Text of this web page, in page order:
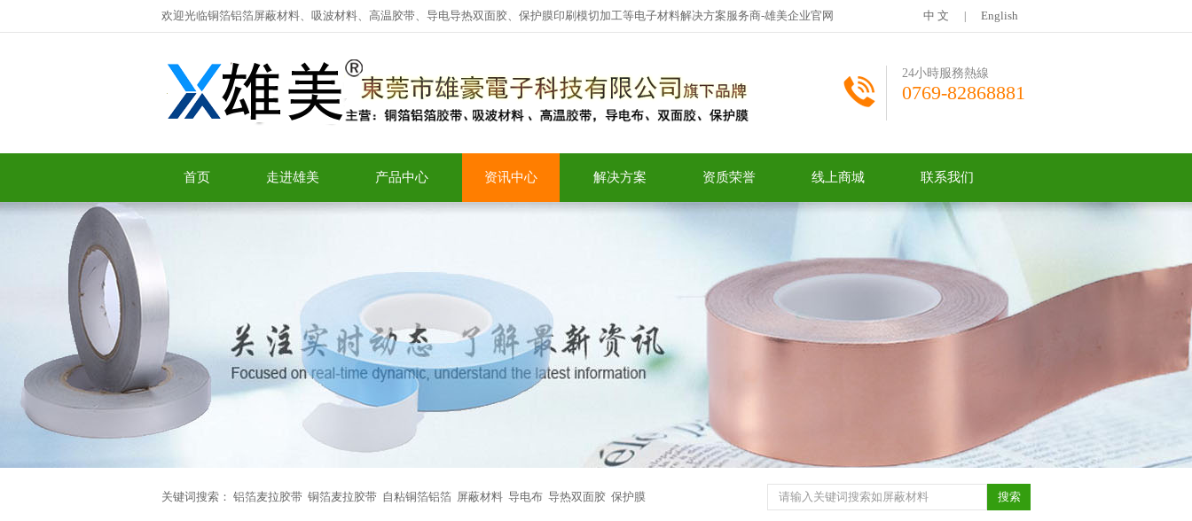
欢迎光临铜箔铝箔屏蔽材料、吸波材料、高温胶带、导电导热双面胶、保护膜印刷模切加工等电子材料解决方案服务商-雄美企业官网 中 文 English
24小時服務熱線
0769-82868881
首页 走进雄美 产品中心 资讯中心 解决方案 资质荣誉 线上商城 联系我们
关键词搜索： 铝箔麦拉胶带 铜箔麦拉胶带 自粘铜箔铝箔 屏蔽材料 导电布 导热双面胶 保护膜